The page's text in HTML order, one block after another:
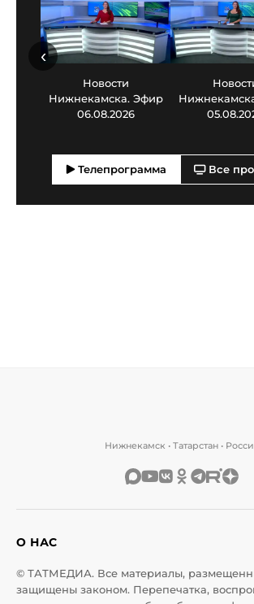
Новости
Нижнекамска. Эфир
06.08.2026
‹
Телепрограмма Все
Нижнекамск • Татарстан •
О НАС
© ТАТМЕДИА. Все материалы,
защищены законом. Перепечатка,